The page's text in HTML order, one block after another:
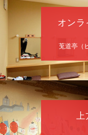
噺家が
桂米之助
開演：
お問合
10時～
★菟
入は
オンラ
莵道亭（
上